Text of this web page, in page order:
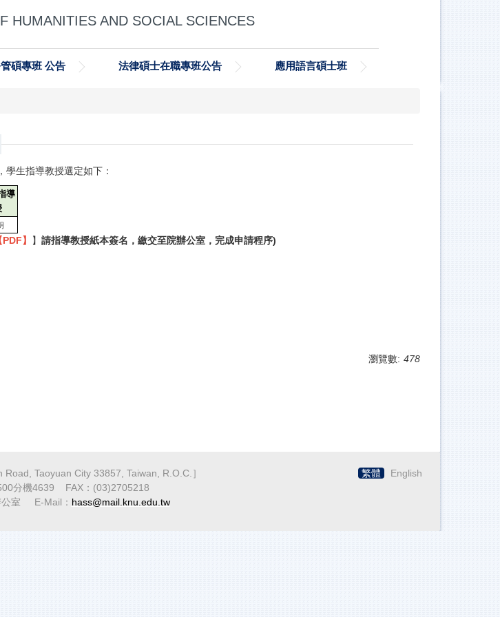
HUMANITIES AND SOCIAL SCIENCES
碩專班 公告 法律碩士在職專班公告 應用語言碩士班
，學生指導教授選定如下：
導
PDF】 】 請指導教授紙本簽名，繳交至院辦公室，完成申請程序)
瀏覽數: 478
繁體 English
Taoyuan City 33857, Taiwan, R.O.C.］
分機4639 FAX：(03)2705218
公室 E-Mail： hass@mail.knu.edu.tw